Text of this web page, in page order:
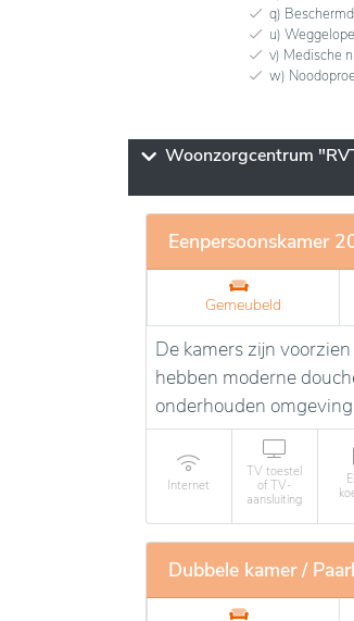
q)
u)
v) Medische
w)
Woonzorgcentrum
Eenpersoonskamer
Gemeubeld
De kamers zijn
hebben moderne
onderhouden
Internet
TV toestel
of TV-
aansluiting
Dubbele kamer /